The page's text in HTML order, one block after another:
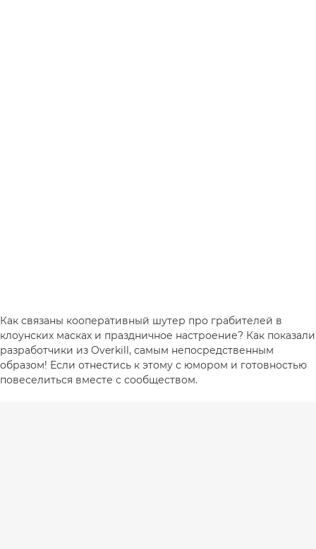
Как связаны кооперативный шутер про грабителей в
клоунских масках и праздничное настроение? Как показали
разработчики из Overkill, самым непосредственным
образом! Если отнестись к этому с юмором и готовностью
повеселиться вместе с сообществом.